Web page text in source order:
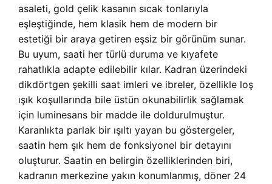
asaleti, gold çelik kasanın sıcak tonlarıyla
eşleştiğinde, hem klasik hem de modern bir
estetiği bir araya getiren eşsiz bir görünüm sunar.
Bu uyum, saati her türlü duruma ve kıyafete
rahatlıkla adapte edilebilir kılar. Kadran üzerindeki
dikdörtgen şekilli saat imleri ve ibreler, özellikle loş
ışık koşullarında bile üstün okunabilirlik sağlamak
için luminesans bir madde ile doldurulmuştur.
Karanlıkta parlak bir ışıltı yayan bu göstergeler,
saatin hem şık hem de fonksiyonel bir detayını
oluşturur. Saatin en belirgin özelliklerinden biri,
kadranın merkezine yakın konumlanmış, döner 24